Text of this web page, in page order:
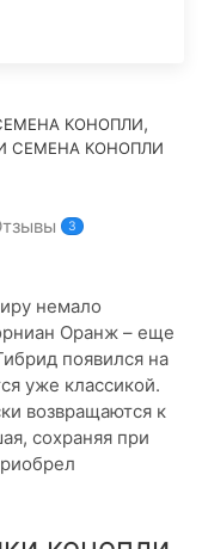
КОНОПЛИ,
СЕМЕНА КОНОПЛИ
3
немало
Оранж – еще
появился на
уже классикой.
возвращаются к
сохраняя при